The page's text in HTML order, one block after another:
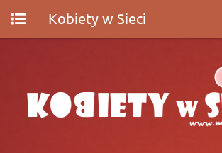
Kobiety w Sieci